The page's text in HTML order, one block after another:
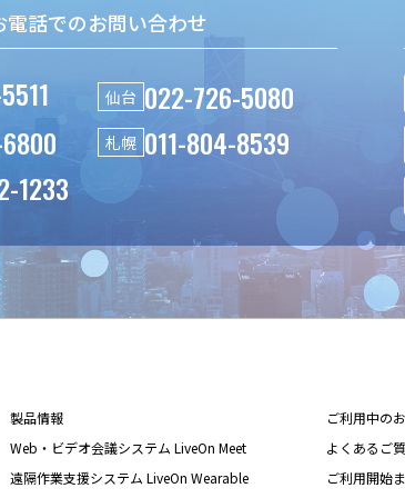
電話でのお問い合わせ
仙台 022-726-5080
札幌 011-804-8539
1233
製品情報
Web・ビデオ会議システム LiveOn Meet
遠隔作業支援システム LiveOn Wearable
ご利用中の
よくあるご
ご利用開始